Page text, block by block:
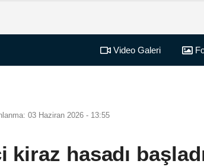
Video Galeri
03 Haziran 2026 - 13:55
hasadı